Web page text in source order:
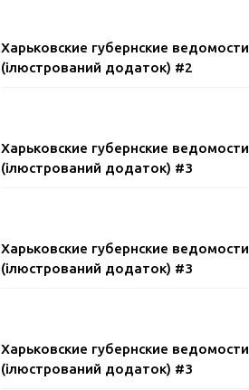
Харьковские губернские ведомости
(ілюстрований додаток) #2
Харьковские губернские ведомости
(ілюстрований додаток) #3
Харьковские губернские ведомости
(ілюстрований додаток) #3
Харьковские губернские ведомости
(ілюстрований додаток) #3